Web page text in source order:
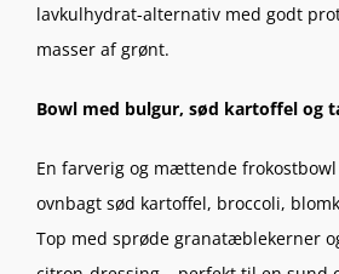
lavkulhydrat-alternativ med godt
masser af grønt.
Bowl med bulgur, sød kartoffel og
En farverig og mættende
ovnbagt sød kartoffel, broccoli,
Top med sprøde granatæblekerner